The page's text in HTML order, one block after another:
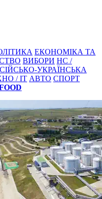
ЕКОНОМІКА ТА
ВИБОРИ НС /
УКРАЇНСЬКА
/ IT АВТО СПОРТ